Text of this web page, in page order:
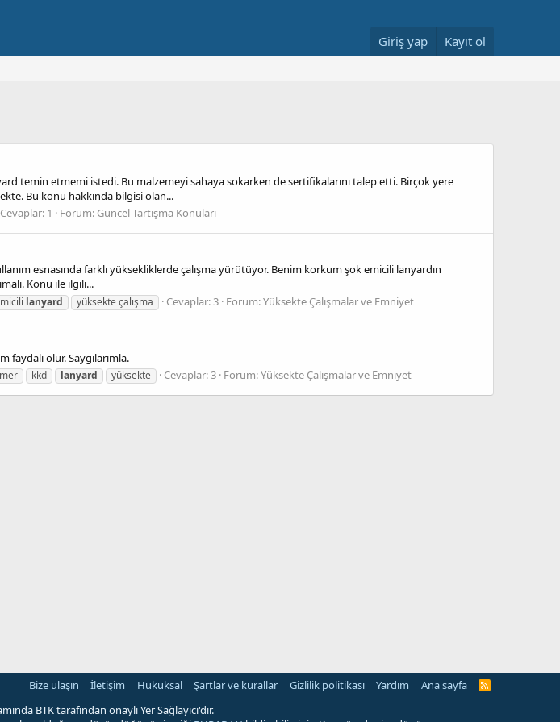
Giriş yap Kayıt ol
temin etmemi istedi. Bu malzemeyi sahaya sokarken de sertifikalarını talep etti. Birçok yere
Bu konu hakkında bilgisi olan...
Cevaplar: 1 Forum: Güncel Tartışma Konuları
esnasında farklı yüksekliklerde çalışma yürütüyor. Benim korkum şok emicili lanyardın
Konu ile ilgili...
lanyard yüksekte çalışma Cevaplar: 3 Forum:Yüksekte Çalışmalar ve Emniyet
olur. Saygılarımla.
kkd lanyard yüksekte Cevaplar: 3 Forum:Yüksekte Çalışmalar ve Emniyet
Bize ulaşın İletişim Hukuksal Şartlar ve kurallar Gizlilik politikası Yardım Ana sayfa
R
BTK tarafından onaylı Yer Sağlayıcı'dır.